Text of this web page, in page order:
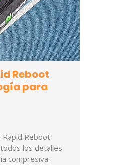
Reboot
para
Rapid Reboot
los detalles
compresiva.